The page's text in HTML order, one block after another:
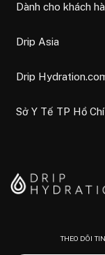
Dành cho khách
Drip Asia
Drip
Sở Y Tế TP Hồ
THEO DÕI